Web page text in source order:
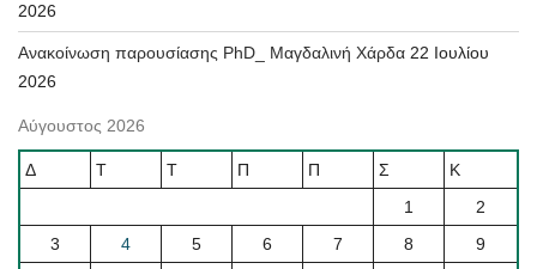
2026
Ανακοίνωση παρουσίασης PhD_ Μαγδαλινή Χάρδα 22 Ιουλίου
2026
Αύγουστος 2026
Δ Τ Τ Π Π Σ
Κ
1
2
3
4 5 6 7 8
9